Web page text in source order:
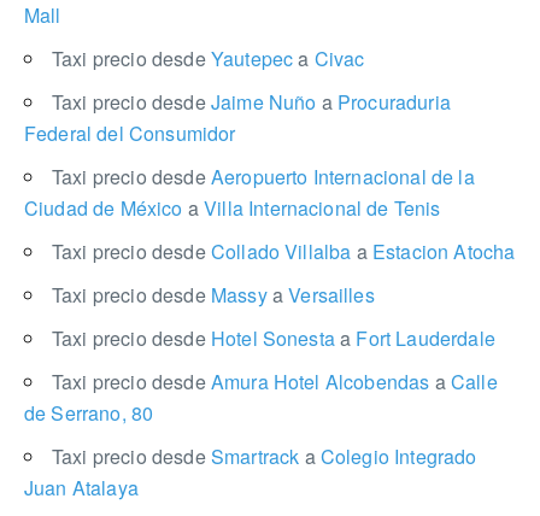
Mall
Taxi precio desdeYautepeca Civac
Taxi precio desdeJaime Nuño aProcuraduria
Federal del Consumidor
Taxi precio desdeAeropuerto Internacional de la
Ciudad de México aVilla Internacional de Tenis
Taxi precio desdeCollado Villalba aEstacion Atocha
Taxi precio desde MassyaVersailles
Taxi precio desde Hotel Sonestaa Fort Lauderdale
Taxi precio desdeAmura Hotel Alcobendas aCalle
de Serrano, 80
Taxi precio desdeSmartrack aColegio Integrado
Juan Atalaya